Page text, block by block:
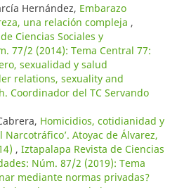
Hernández, Embarazo
una relación compleja ,
Ciencias Sociales y
77/2 (2014): Tema Central 77:
sexualidad y salud
relations, sexuality and
Coordinador del TC Servando
Homicidios, cotidianidad y
Narcotráfico’. Atoyac de Álvarez,
, Iztapalapa Revista de Ciencias
Núm. 87/2 (2019): Tema
mediante normas privadas?